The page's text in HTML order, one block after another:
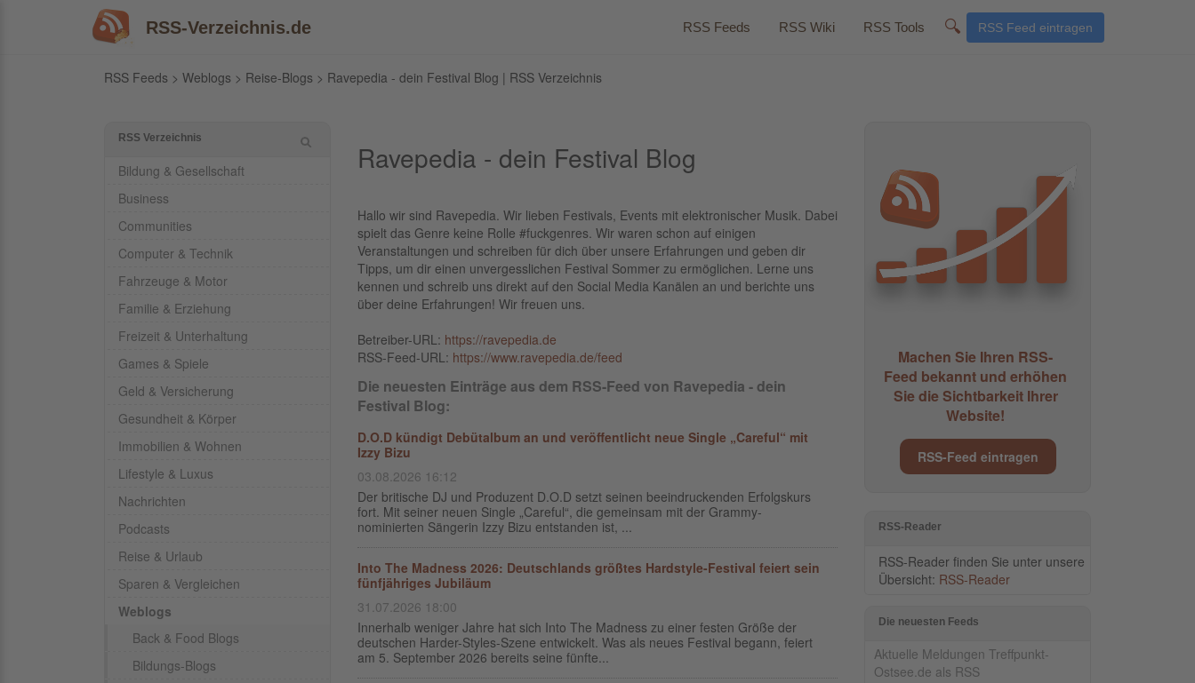
RSS-Verzeichnis.de RSS Feeds RSS Wiki RSS Tools 🔍 RSS Feed eintragen
RSS Feeds > Weblogs > Reise-Blogs > Ravepedia - dein Festival Blog | RSS Verzeichnis
RSS Verzeichnis
Bildung & Gesellschaft
Business
Communities
Computer & Technik
Fahrzeuge & Motor
Familie & Erziehung
Freizeit & Unterhaltung
Games & Spiele
Geld & Versicherung
Gesundheit & Körper
Immobilien & Wohnen
Lifestyle & Luxus
Nachrichten
Podcasts
Reise & Urlaub
Sparen & Vergleichen
Weblogs
Back & Food Blogs
Bildungs-Blogs
Ravepedia - dein Festival Blog
Hallo wir sind Ravepedia. Wir lieben Festivals, Events mit elektronischer Musik. Dabei
spielt das Genre keine Rolle #fuckgenres. Wir waren schon auf einigen
Veranstaltungen und schreiben für dich über unsere Erfahrungen und geben dir
Tipps, um dir einen unvergesslichen Festival Sommer zu ermöglichen. Lerne uns
kennen und schreib uns direkt auf den Social Media Kanälen an und berichte uns
über deine Erfahrungen! Wir freuen uns.
Betreiber-URL: https://ravepedia.de
RSS-Feed-URL: https://www.ravepedia.de/feed
Die neuesten Einträge aus dem RSS-Feed von Ravepedia - dein
Festival Blog:
D.O.D kündigt Debütalbum an und veröffentlicht neue Single „Careful“ mit
Izzy Bizu
03.08.2026 16:12
Der britische DJ und Produzent D.O.D setzt seinen beeindruckenden Erfolgskurs
fort. Mit seiner neuen Single „Careful“, die gemeinsam mit der Grammy-
nominierten Sängerin Izzy Bizu entstanden ist, ...
Into The Madness 2026: Deutschlands größtes Hardstyle-Festival feiert sein
fünfjähriges Jubiläum
31.07.2026 18:00
Innerhalb weniger Jahre hat sich Into The Madness zu einer festen Größe der
deutschen Harder-Styles-Szene entwickelt. Was als neues Festival begann, feiert
am 5. September 2026 bereits seine fünfte...
Machen Sie Ihren RSS-
Feed bekannt und erhöhen
Sie die Sichtbarkeit Ihrer
Website!
RSS-Feed eintragen
RSS-Reader
RSS-Reader finden Sie unter unsere
Übersicht: RSS-Reader
Die neuesten Feeds
Aktuelle Meldungen Treffpunkt-
Ostsee.de als RSS